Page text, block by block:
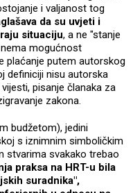
i valjanost tog
da su uvjeti i
situaciju, a ne "stanje
mogućnost
plaćanje putem autorskog
definiciji nisu autorska
pisanje članaka za
zakona.
budžetom), jedini
s iznimnim simboličkim
stvarima svakako trebao
praksa na HRT-u bila
suradnika",